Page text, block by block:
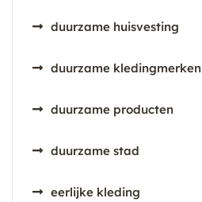
duurzame huisvesting
duurzame kledingmerken
duurzame producten
duurzame stad
eerlijke kleding